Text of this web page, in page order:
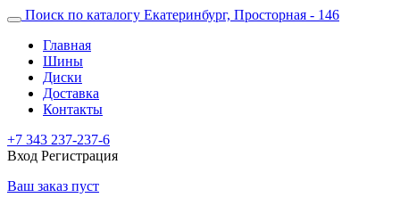
Поиск по каталогу Екатеринбург, Просторная - 146
Главная
Шины
Диски
Доставка
Контакты
+7 343 237-237-6
Вход Регистрация
Ваш заказ пуст